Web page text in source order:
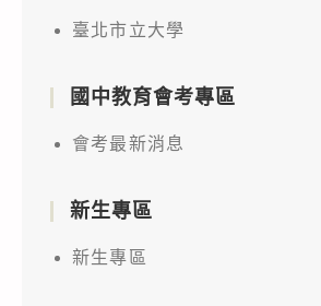
臺北市立大學
國中教育會考專區
會考最新消息
新生專區
新生專區